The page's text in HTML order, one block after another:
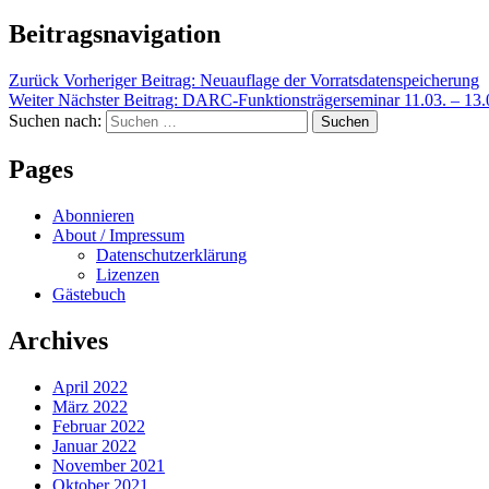
Beitragsnavigation
Zurück Vorheriger Beitrag: Neuauflage der Vorratsdatenspeicherung
Weiter Nächster Beitrag: DARC-Funktionsträgerseminar 11.03. –
Suchen nach:
Suchen
Pages
Abonnieren
About / Impressum
Datenschutzerklärung
Lizenzen
Gästebuch
Archives
April 2022
März 2022
Februar 2022
Januar 2022
November 2021
Oktober 2021